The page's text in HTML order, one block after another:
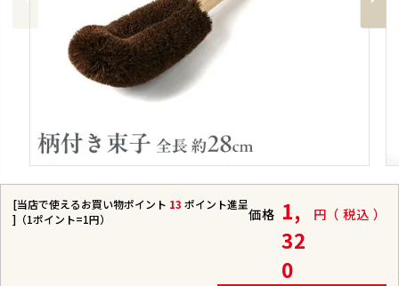
[当店で使えるお買い物ポイント 13 ポイント進呈
]（1ポイント=1円）
価格 1,
32
0
税込